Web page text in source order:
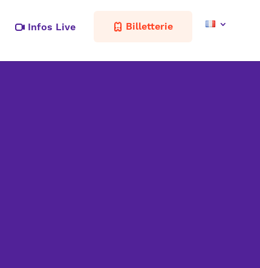
Billetterie
Infos Live